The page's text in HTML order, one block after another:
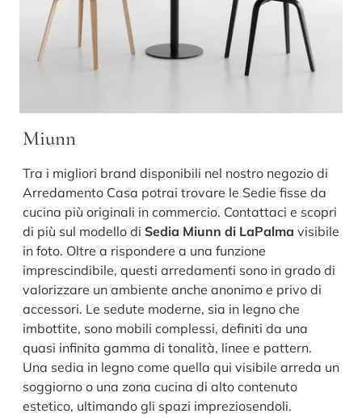
Miunn
Tra i migliori brand disponibili nel nostro negozio di
Arredamento Casa potrai trovare le Sedie fisse da
cucina più originali in commercio. Contattaci e scopri
di più sul modello di Sedia Miunn di LaPalma visibile
in foto. Oltre a rispondere a una funzione
imprescindibile, questi arredamenti sono in grado di
valorizzare un ambiente anche anonimo e privo di
accessori. Le sedute moderne, sia in legno che
imbottite, sono mobili complessi, definiti da una
quasi infinita gamma di tonalità, linee e pattern.
Una sedia in legno come quella qui visibile arreda un
soggiorno o una zona cucina di alto contenuto
estetico, ultimando gli spazi impreziosendoli.